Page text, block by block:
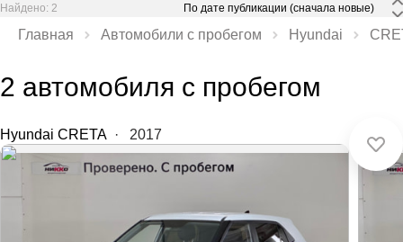
Найдено: 2
Главная Автомобили с пробегом Hyundai
2 автомобиля с пробегом
Hyundai CRETA · 2017